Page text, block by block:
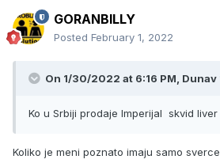
GORANBILLY
Posted February 1, 2022
On 1/30/2022 at 6:16 PM, Dunav
Ko u Srbiji prodaje Imperijal skvid liver
Koliko je meni poznato imaju samo